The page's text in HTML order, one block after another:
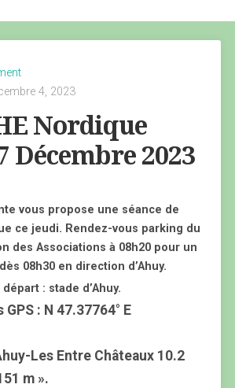
4, 2023
Nordique
Décembre 2023
vous propose une séance de
ce jeudi. Rendez-vous parking du
des Associations à 08h20 pour un
08h30 en direction d’Ahuy.
: stade d’Ahuy.
: N 47.37764° E
Les Entre Châteaux 10.2
m ».